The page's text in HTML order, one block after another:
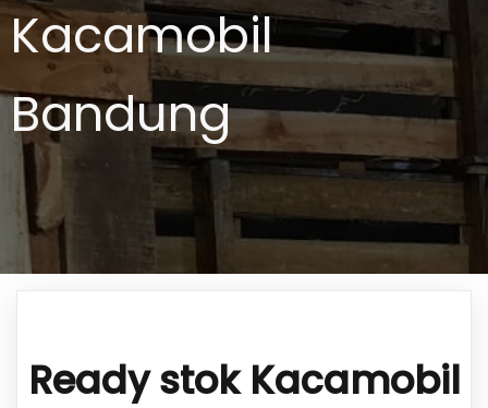
Kacamobil
Bandung
Ready stok Kacamobil